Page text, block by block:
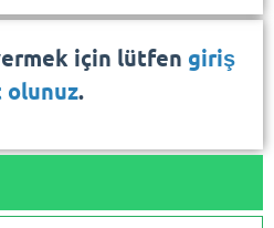
için lütfen giriş
olunuz.